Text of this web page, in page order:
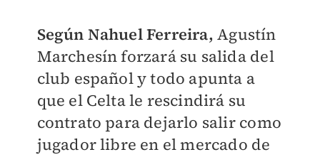
Según Nahuel Ferreira,Agustín
Marchesín forzará su salida del
club español y todo apunta a
que el Celta le rescindirá su
contrato para dejarlo salir como
jugador libre en el mercado de